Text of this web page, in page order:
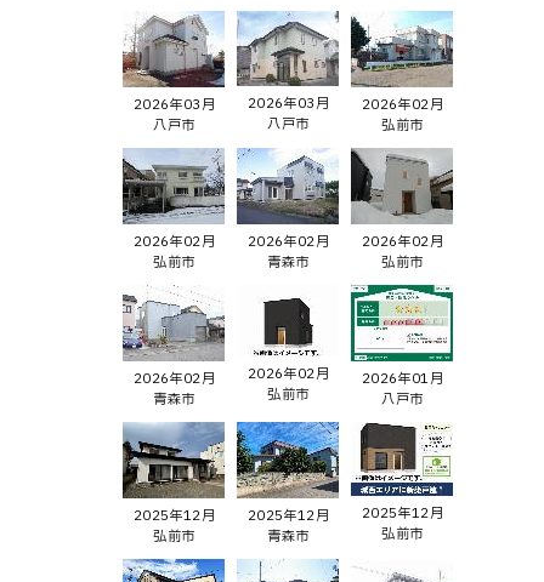
2026年03月
八戸市
2026年03月
八戸市
2026年02月
弘前市
2026年02月
弘前市
2026年02月
青森市
2026年02月
弘前市
2026年02月
青森市
2026年02月
弘前市
2026年01月
八戸市
2025年12月
弘前市
2025年12月
青森市
2025年12月
弘前市